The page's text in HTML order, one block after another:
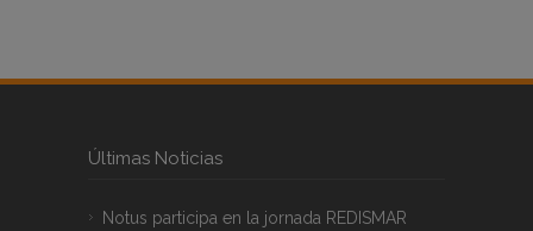
Últimas Noticias
Notus participa en la jornada REDISMAR